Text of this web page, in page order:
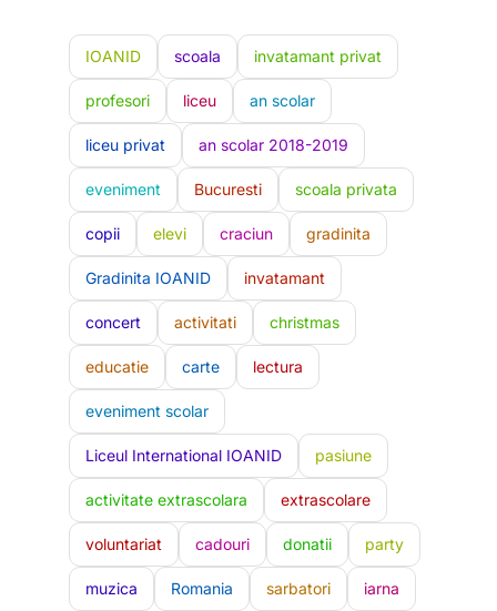
IOANID scoala invatamant privat
profesori liceu an scolar
liceu privat an scolar 2018-2019
eveniment Bucuresti scoala privata
copii elevi craciun gradinita
Gradinita IOANID invatamant
concert activitati christmas
educatie carte lectura
eveniment scolar
Liceul International IOANID pasiune
activitate extrascolara extrascolare
voluntariat cadouri donatii party
muzica Romania sarbatori iarna